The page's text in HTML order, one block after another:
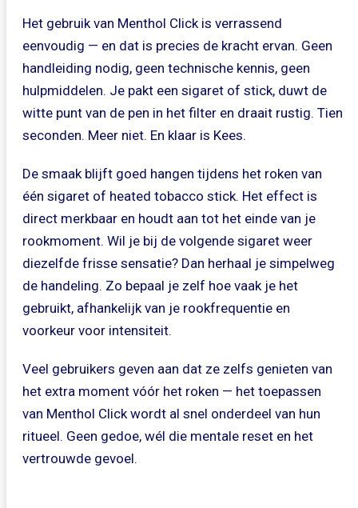
Het gebruik van Menthol Click is verrassend
eenvoudig — en dat is precies de kracht ervan. Geen
handleiding nodig, geen technische kennis, geen
hulpmiddelen. Je pakt een sigaret of stick, duwt de
witte punt van de pen in het filter en draait rustig. Tien
seconden. Meer niet. En klaar is Kees.
De smaak blijft goed hangen tijdens het roken van
één sigaret of heated tobacco stick. Het effect is
direct merkbaar en houdt aan tot het einde van je
rookmoment. Wil je bij de volgende sigaret weer
diezelfde frisse sensatie? Dan herhaal je simpelweg
de handeling. Zo bepaal je zelf hoe vaak je het
gebruikt, afhankelijk van je rookfrequentie en
voorkeur voor intensiteit.
Veel gebruikers geven aan dat ze zelfs genieten van
het extra moment vóór het roken — het toepassen
van Menthol Click wordt al snel onderdeel van hun
ritueel. Geen gedoe, wél die mentale reset en het
vertrouwde gevoel.